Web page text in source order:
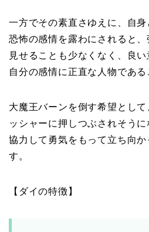
一方でその素直さゆえに、自
恐怖の感情を露わにされると
見せることも少なくなく、良
自分の感情に正直な人物である
大魔王バーンを倒す希望とし
ッシャーに押しつぶされそう
協力して勇気をもって立ち向
す。
【ダイの特徴】